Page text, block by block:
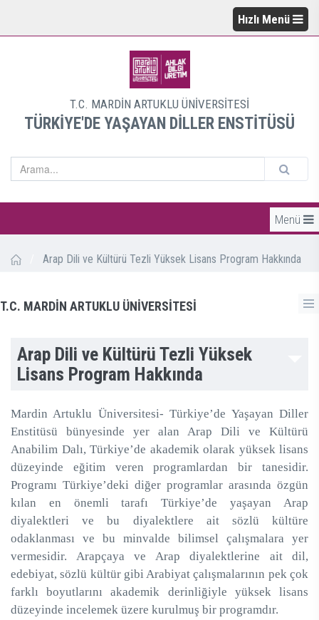
Hızlı Menü
T.C. MARDİN ARTUKLU ÜNİVERSİTESİ
TÜRKİYE'DE YAŞAYAN DİLLER ENSTİTÜSÜ
Menü
Arap Dili ve Kültürü Tezli Yüksek Lisans Program Hakkında
T.C. MARDİN ARTUKLU ÜNİVERSİTESİ
Arap Dili ve Kültürü Tezli Yüksek
Lisans Program Hakkında
Mardin Artuklu Üniversitesi- Türkiye’de Yaşayan Diller
Enstitüsü bünyesinde yer alan Arap Dili ve Kültürü
Anabilim Dalı, Türkiye’de akademik olarak yüksek lisans
düzeyinde eğitim veren programlardan bir tanesidir.
Programı Türkiye’deki diğer programlar arasında özgün
kılan en önemli tarafı Türkiye’de yaşayan Arap
diyalektleri ve bu diyalektlere ait sözlü kültüre
odaklanması ve bu minvalde bilimsel çalışmalara yer
vermesidir. Arapçaya ve Arap diyalektlerine ait dil,
edebiyat, sözlü kültür gibi Arabiyat çalışmalarının pek çok
farklı boyutlarını akademik derinliğiyle yüksek lisans
düzeyinde incelemek üzere kurulmuş bir programdır.